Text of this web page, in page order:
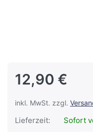
12,90 €
inkl. MwSt. zzgl.
Lieferzeit: Sofort